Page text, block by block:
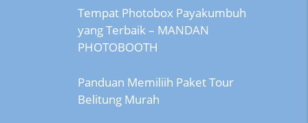
Tempat Photobox Payakumbuh
yang Terbaik – MANDAN
PHOTOBOOTH
Panduan Memiliih Paket Tour
Belitung Murah